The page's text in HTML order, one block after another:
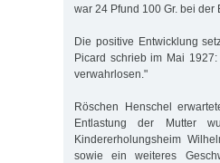
war 24 Pfund 100 Gr. bei der
Die positive Entwicklung
Picard schrieb im Mai
verwahrlosen."
Röschen Henschel
Entlastung der Mutter
Kindererholungsheim
sowie ein weiteres